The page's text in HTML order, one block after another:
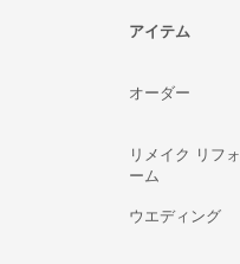
アイテム
オーダー
リメイク リフォ
ーム
ウエディング